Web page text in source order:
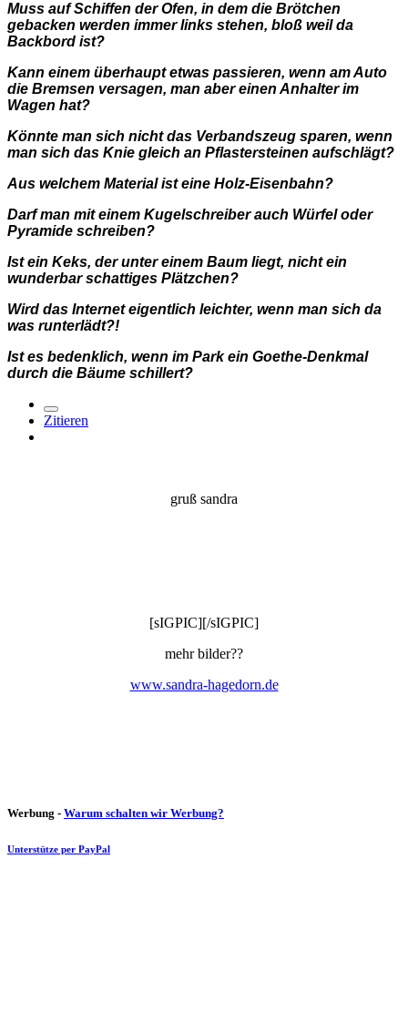
Muss auf Schiffen der Ofen, in dem die Brötchen
gebacken werden immer links stehen, bloß weil da
Backbord ist?
Kann einem überhaupt etwas passieren, wenn am Auto
die Bremsen versagen, man aber einen Anhalter im
Wagen hat?
Könnte man sich nicht das Verbandszeug sparen, wenn
man sich das Knie gleich an Pflastersteinen aufschlägt?
Aus welchem Material ist eine Holz-Eisenbahn?
Darf man mit einem Kugelschreiber auch Würfel oder
Pyramide schreiben?
Ist ein Keks, der unter einem Baum liegt, nicht ein
wunderbar schattiges Plätzchen?
Wird das Internet eigentlich leichter, wenn man sich da
was runterlädt?!
Ist es bedenklich, wenn im Park ein Goethe-Denkmal
durch die Bäume schillert?
Zitieren
gruß sandra
[sIGPIC][/sIGPIC]
mehr bilder??
www.sandra-hagedorn.de
Werbung - Warum schalten wir Werbung?
Unterstütze per PayPal